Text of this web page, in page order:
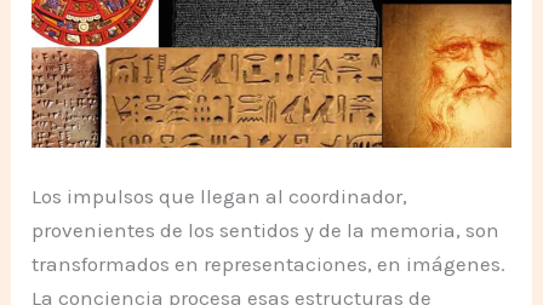
Los impulsos que llegan al coordinador,
provenientes de los sentidos y de la memoria, son
transformados en representaciones, en imágenes.
La conciencia procesa esas estructuras de